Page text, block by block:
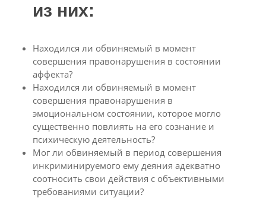
из них:
Находился ли обвиняемый в момент
совершения правонарушения в состоянии
аффекта?
Находился ли обвиняемый в момент
совершения правонарушения в
эмоциональном состоянии, которое могло
существенно повлиять на его сознание и
психическую деятельность?
Мог ли обвиняемый в период совершения
инкриминируемого ему деяния адекватно
соотносить свои действия с объективными
требованиями ситуации?